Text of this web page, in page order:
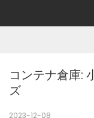
コンテナ倉庫:
ズ
2023-12-08